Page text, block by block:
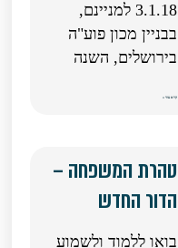
3.1.18 למניינם,
בבניין מכון פוע"ה
בירושלים, השנה
קרא עוד »
טהרת המשפחה –
הדור החדש
בואו ללמוד ולשמוע